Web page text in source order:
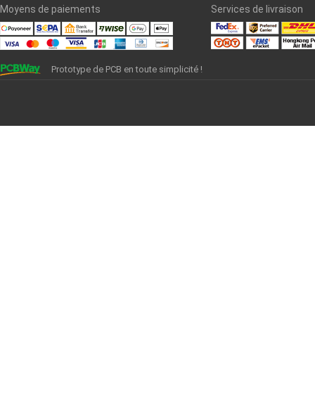
Moyens de paiements Services de livraison
Prototype de PCB en toute simplicité !